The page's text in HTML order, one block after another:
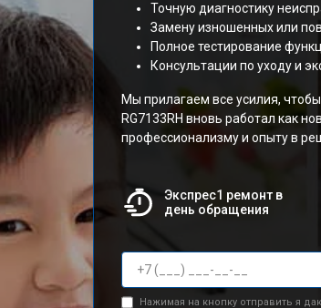
Точную диагностику
Замену изношенных или
Полное тестирование
Консультации по уходу и
Мы прилагаем все усилия,
RG7133RH вновь работал как
профессионализму и опыту в
Экспрес1 ремонт в
день обращения
Нажимая на кнопку отправить я